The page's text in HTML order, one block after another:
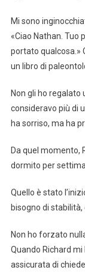
Mi sono
«Ciao Nathan. Tuo
portato qualcosa.»
un libro di
Non gli ho
consideravo più di
ha sorriso, ma ha
Da quel momento,
dormito per
Quello è stato
bisogno di
Non ho forzato
Quando Richard
assicurata di